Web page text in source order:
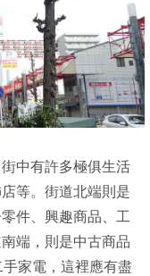
中有許多極俱生活
等。街道北端則是
件、興趣商品、工
端，則是中古商品
手家電，這裡應有盡